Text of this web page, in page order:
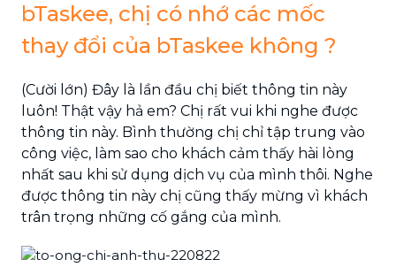
bTaskee, chị có nhớ các mốc
thay đổi của bTaskee không ?
(Cười lớn) Đây là lần đầu chị biết thông tin này
luôn! Thật vậy hả em? Chị rất vui khi nghe được
thông tin này. Bình thường chị chỉ tập trung vào
công việc, làm sao cho khách cảm thấy hài lòng
nhất sau khi sử dụng dịch vụ của mình thôi. Nghe
được thông tin này chị cũng thấy mừng vì khách
trân trọng những cố gắng của mình.